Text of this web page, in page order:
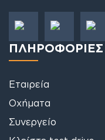
ΠΛΗΡΟΦΟΡΙΕΣ
Εταιρεία
Οχήματα
Συνεργείο